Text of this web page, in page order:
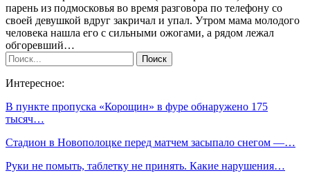
парень из подмосковья во время разговора по телефону со
своей девушкой вдруг закричал и упал. Утром мама молодого
человека нашла его с сильными ожогами, а рядом лежал
обгоревший…
Интересное:
В пункте пропуска «Корощин» в фуре обнаружено 175
тысяч…
Стадион в Новополоцке перед матчем засыпало снегом —…
Руки не помыть, таблетку не принять. Какие нарушения…